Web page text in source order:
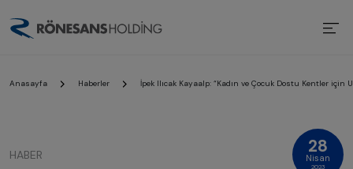
Anasayfa Haberler İpek Ilıcak Kayaalp: “Kadın ve Çocuk Dostu Kentler için
HABER 28
Nisan
2023